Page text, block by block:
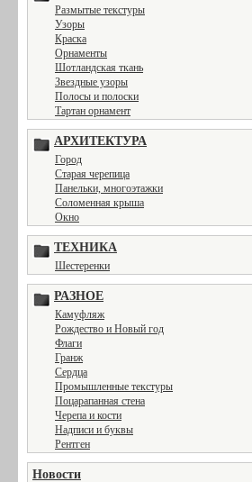
Размытые текстуры
Узоры
Краска
Орнаменты
Шотландская ткань
Звездные узоры
Полосы и полоски
Тартан орнамент
АРХИТЕКТУРА
Город
Старая черепица
Панельки, многоэтажки
Соломенная крыша
Окно
ТЕХНИКА
Шестеренки
РАЗНОЕ
Камуфляж
Рождество и Новый год
Флаги
Гранж
Сердца
Промышленные текстуры
Поцарапанная стена
Черепа и кости
Надписи и буквы
Рентген
Новости